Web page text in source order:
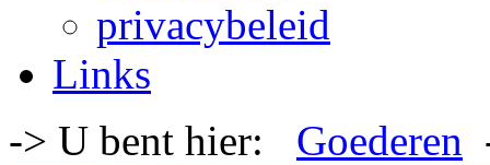
privacybeleid
Links
-> U bent hier: Goederen